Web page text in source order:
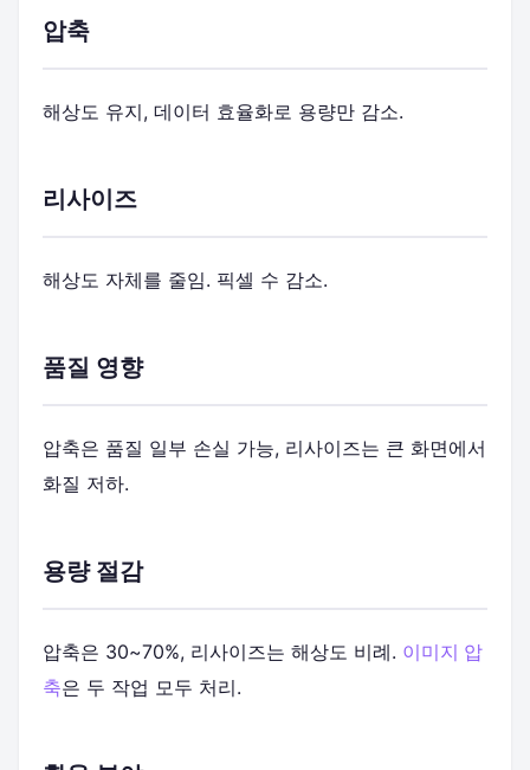
압축
해상도 유지, 데이터 효율화로 용량만 감소.
리사이즈
해상도 자체를 줄임. 픽셀 수 감소.
품질 영향
압축은 품질 일부 손실 가능, 리사이즈는 큰 화면에서
화질 저하.
용량 절감
압축은 30~70%, 리사이즈는 해상도 비례. 이미지 압
축은 두 작업 모두 처리.